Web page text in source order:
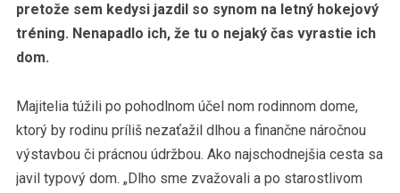
pretože sem kedysi jazdil so synom na letný hokejový
tréning. Nenapadlo ich, že tu o nejaký čas vyrastie ich
dom.
Majitelia túžili po pohodlnom účel nom rodinnom dome,
ktorý by rodinu príliš nezaťažil dlhou a finančne náročnou
výstavbou či prácnou údržbou. Ako najschodnejšia cesta sa
javil typový dom. „Dlho sme zvažovali a po starostlivom